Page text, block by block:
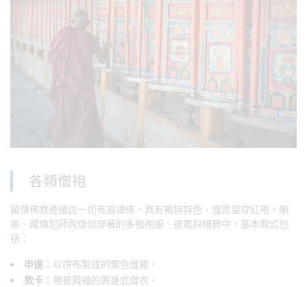
各類僧袍
藏傳佛教遵循說一切有部律儀，具有獨特特色，僧眾皆穿紅袍。喇
嘛、藏傳尼師與僧侶穿著的多種袍服、披風與帽飾中，基本款式包
括：
申達： 以拼布製成的栗色僧裙。
敦卡： 帶披肩袖的裹身式僧衣。